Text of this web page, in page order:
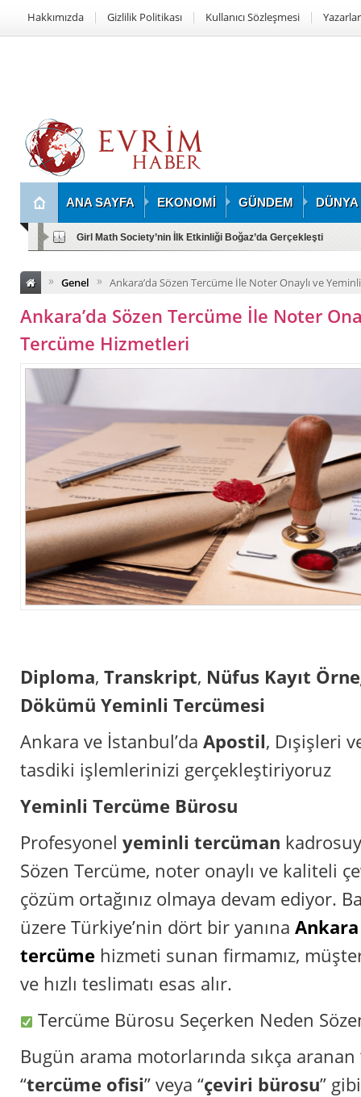
Hakkımızda Gizlilik Politikası Kullanıcı Sözleşmesi Yazarlar
ANA SAYFA EKONOMİ GÜNDEM DÜNYA
Girl Math Society’nin İlk Etkinliği Boğaz’da Gerçekleşti
» Genel » Ankara’da Sözen Tercüme İle Noter Onaylı ve
Ankara’da Sözen Tercüme İle Noter
Tercüme Hizmetleri
Diploma, Transkript, Nüfus Kayıt
Dökümü Yeminli Tercümesi
Ankara ve İstanbul’da Apostil, Dışişleri
tasdiki işlemlerinizi gerçekleştiriyoruz
Yeminli Tercüme Bürosu
Profesyonel yeminli tercüman
Sözen Tercüme, noter onaylı ve kaliteli
çözüm ortağınız olmaya devam ediyor.
üzere Türkiye’nin dört bir yanına
tercüme hizmeti sunan firmamız,
ve hızlı teslimatı esas alır.
Tercüme Bürosu Seçerken Neden
Bugün arama motorlarında sıkça aranan
“tercüme ofisi” veya “çeviri bürosu”